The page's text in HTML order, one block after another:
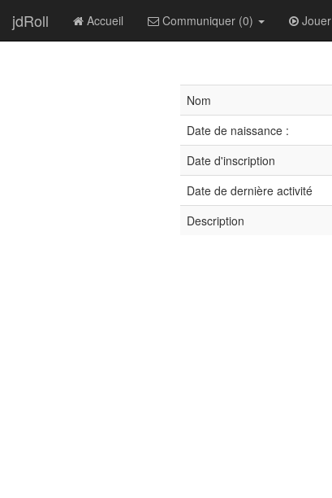
jdRoll Accueil Communiquer (0) Jouer
Nom
Date de naissance :
Date d'inscription
Date de dernière activité
Description